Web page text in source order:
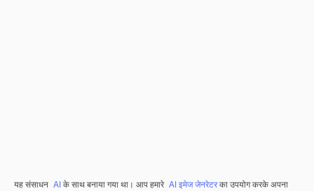
यह संसाधन AIके साथ बनाया गया था। आप हमारे AI इमेज जेनरेटरका उपयोग करके अपना